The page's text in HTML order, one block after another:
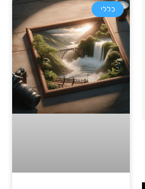
כללי